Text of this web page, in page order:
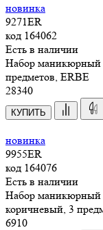
новинка
9271ER
код 164062
Есть в наличии
Набор маникюрный
предметов, ERBE
28340
КУПИТЬ
новинка
9955ER
код 164076
Есть в наличии
Набор маникюрный
коричневый, 3
6910